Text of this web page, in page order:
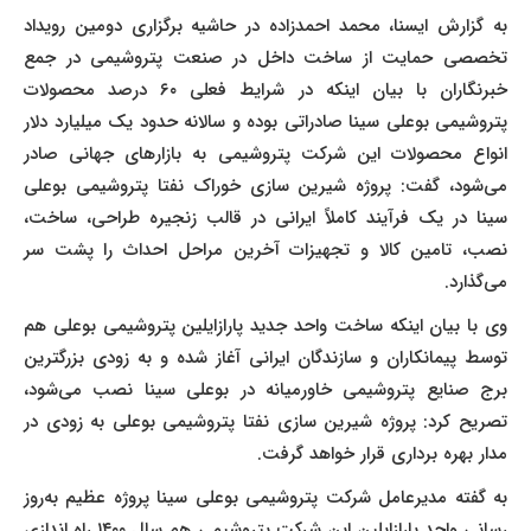
به گزارش ایسنا، محمد احمدزاده در حاشیه برگزاری دومین رویداد
تخصصی حمایت از ساخت داخل در صنعت پتروشیمی در جمع
خبرنگاران با بیان اینکه در شرایط فعلی ۶۰ درصد محصولات
پتروشیمی بوعلی سینا صادراتی بوده و سالانه حدود یک میلیارد دلار
انواع محصولات این شرکت پتروشیمی به بازارهای جهانی صادر
می‌شود، گفت: پروژه شیرین سازی خوراک نفتا پتروشیمی بوعلی
سینا در یک فرآیند کاملاً ایرانی در قالب زنجیره طراحی، ساخت،
نصب، تامین کالا و تجهیزات آخرین مراحل احداث را پشت سر
می‌گذارد.
وی با بیان اینکه ساخت واحد جدید پارازایلین پتروشیمی بوعلی هم
توسط پیمانکاران و سازندگان ایرانی آغاز شده و به زودی بزرگترین
برج صنایع پتروشیمی خاورمیانه در بوعلی سینا نصب می‌شود،
تصریح کرد: پروژه شیرین سازی نفتا پتروشیمی بوعلی به زودی در
مدار بهره برداری قرار خواهد گرفت.
به گفته مدیرعامل شرکت پتروشیمی بوعلی سینا پروژه عظیم به‌روز